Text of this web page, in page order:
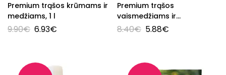
Premium trąšos krūmams ir
medžiams, 1 l
9.90€ 6.93€
Premium trąšos
vaismedžiams ir
uogakrūmiams, 1 l
8.40€ 5.88€